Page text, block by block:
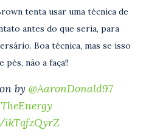
tenta usar uma técnica de
antes do que seria, para
Boa técnica, mas se isso
não a faça!!
by @AaronDonald97